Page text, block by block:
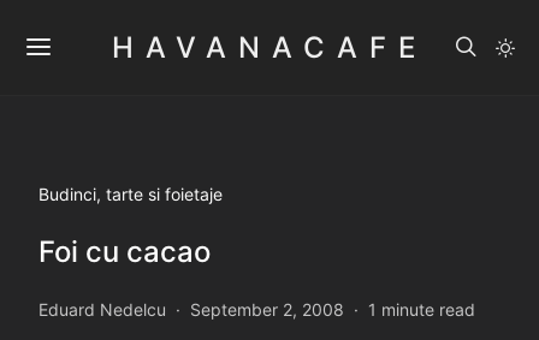
HAVANACAFE
Budinci, tarte si foietaje
Foi cu cacao
Eduard Nedelcu September 2, 2008 1 minute read